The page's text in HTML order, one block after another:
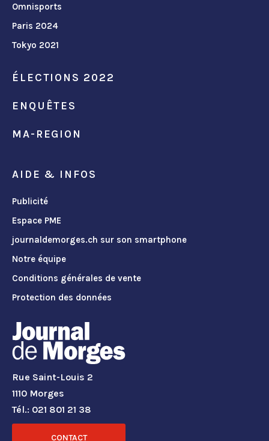
Omnisports
Paris 2024
Tokyo 2021
ÉLECTIONS 2022
ENQUÊTES
MA-REGION
AIDE & INFOS
Publicité
Espace PME
journaldemorges.ch sur son smartphone
Notre équipe
Conditions générales de vente
Protection des données
Rue Saint-Louis 2
1110 Morges
Tél.: 021 801 21 38
CONTACT